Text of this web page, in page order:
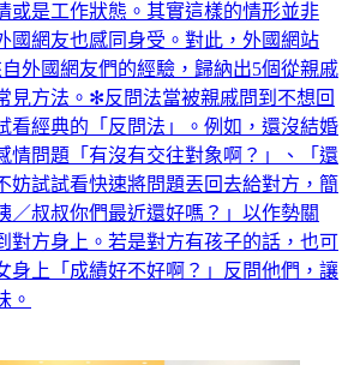
或是工作狀態。其實這樣的情形並非
國網友也感同身受。對此，外國網站
自外國網友們的經驗，歸納出5個從親戚
見方法。✻反問法當被親戚問到不想回
看經典的「反問法」。例如，還沒結婚
情問題「有沒有交往對象啊？」、「還
妨試試看快速將問題丟回去給對方，簡
／叔叔你們最近還好嗎？」以作勢關
對方身上。若是對方有孩子的話，也可
身上「成績好不好啊？」反問他們，讓
。